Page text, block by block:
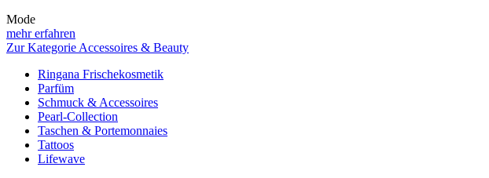
Mode
mehr erfahren
Zur Kategorie Accessoires & Beauty
Ringana Frischekosmetik
Parfüm
Schmuck & Accessoires
Pearl-Collection
Taschen & Portemonnaies
Tattoos
Lifewave